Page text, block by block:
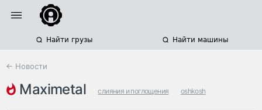
Найти грузы Найти машины
← Новости
maximetal слияния и поглощения oshkosh